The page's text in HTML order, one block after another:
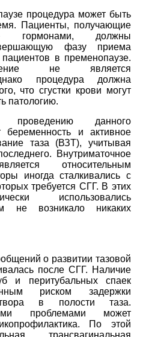
процедура может быть
Пациенты, получающие
гормонами, должны
фазу приема
в пременопаузе.
не является
процедура должна
что сгустки крови могут
патологию.
проведению данного
беременность и активное
таза (ВЗТ), учитывая
Внутриматочное
относительным
иногда сталкивались с
требуется СГГ. В этих
использовались
не возникало никаких
о развитии тазовой
после СГГ. Наличие
и перитубальных спаек
риском задержки
в полости таза.
проблемами может
По этой
трансвагинальная